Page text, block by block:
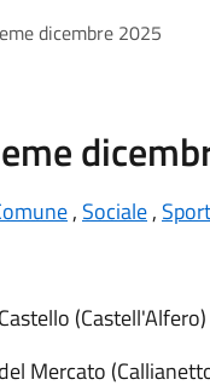
dicembre 2025
, Sociale, Sport
(Castell'Alfero)
Mercato